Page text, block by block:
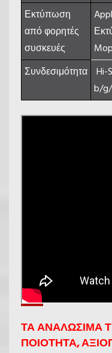
Εκτύπωση
από φορητές
συσκευές
Συνδεσιμότητα Hi-
b/
ΤΑ ΑΝΑΛΩΣΙΜΑ
ΠΟΙΟΤΗΤΑ,